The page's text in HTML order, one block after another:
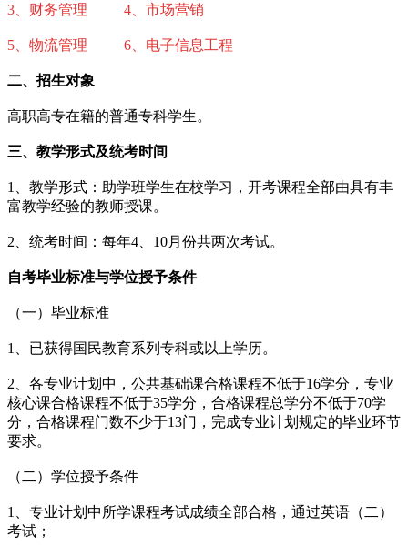
3、财务管理 4、市场营销
5、物流管理 6、电子信息工程
二、招生对象
高职高专在籍的普通专科学生。
三、教学形式及统考时间
1、教学形式：助学班学生在校学习，开考课程全部由具有丰
富教学经验的教师授课。
2、统考时间：每年4、10月份共两次考试。
自考毕业标准与学位授予条件
（一）毕业标准
1、已获得国民教育系列专科或以上学历。
2、各专业计划中，公共基础课合格课程不低于16学分，专业
核心课合格课程不低于35学分，合格课程总学分不低于70学
分，合格课程门数不少于13门，完成专业计划规定的毕业环节
要求。
（二）学位授予条件
1、专业计划中所学课程考试成绩全部合格，通过英语（二）
考试；